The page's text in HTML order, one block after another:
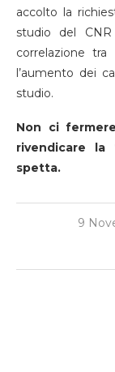
accolto la
studio del
correlazione
l’aumento dei
studio.
Non ci
rivendicare la
spetta.
9